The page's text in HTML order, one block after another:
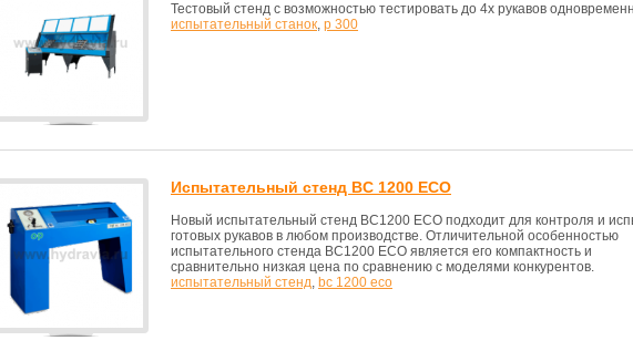
Тестовый стенд с возможностью тестировать до 4х рукавов
испытательный станок, p 300
Испытательный стенд BC 1200 ECO
Новый испытательный стенд BC1200 ECO подходит для контроля и
готовых рукавов в любом производстве. Отличительной особенностью
испытательного стенда BC1200 ECO является его компактность и
сравнительно низкая цена по сравнению с моделями конкурентов.
испытательный стенд, bc 1200 eco